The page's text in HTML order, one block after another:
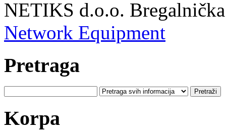
NETIKS d.o.o.
Network Equipment
Pretraga
Korpa